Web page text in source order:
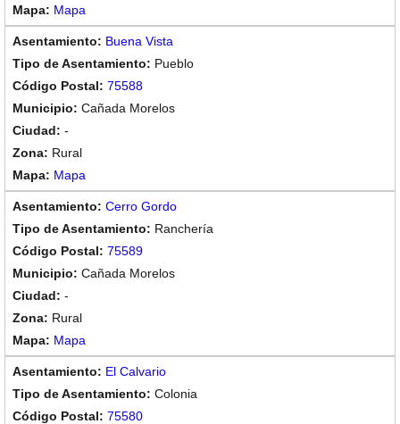
Mapa
Buena Vista
Pueblo
75588
Cañada Morelos
-
Rural
Mapa
Cerro Gordo
Ranchería
75589
Cañada Morelos
-
Rural
Mapa
El Calvario
Colonia
75580